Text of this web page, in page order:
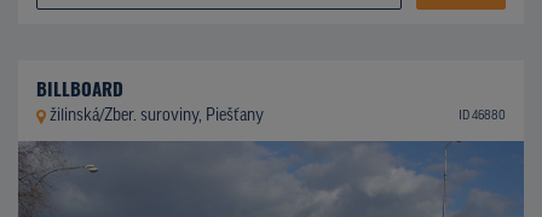
BILLBOARD
žilinská/Zber. suroviny, Piešťany ID 46880